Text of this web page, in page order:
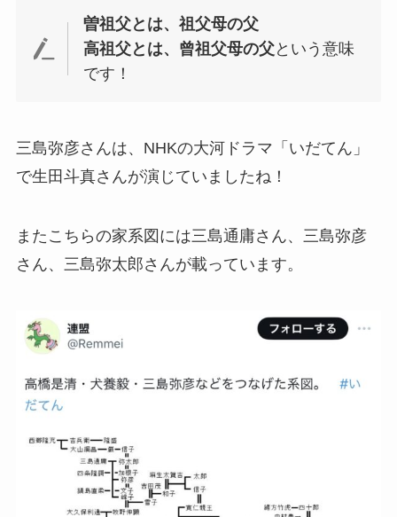
曽祖父とは、祖父母の父
高祖父とは、曾祖父母の父という意味
です！
三島弥彦さんは、NHKの大河ドラマ「いだてん」
で生田斗真さんが演じていましたね！
またこちらの家系図には三島通庸さん、三島弥彦
さん、三島弥太郎さんが載っています。